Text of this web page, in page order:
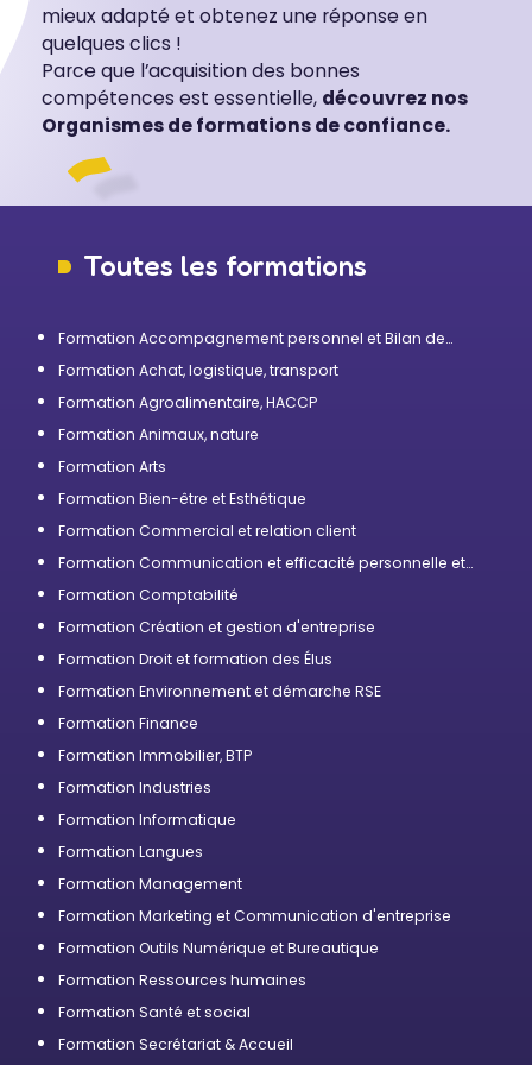
mieux adapté et obtenez une réponse en
quelques clics !
Parce que l’acquisition des bonnes
compétences est essentielle, découvrez nos
Organismes de formations de confiance.
Toutes les formations
Formation Accompagnement personnel et Bilan de
Formation Achat, logistique, transport
Formation Agroalimentaire, HACCP
Formation Animaux, nature
Formation Arts
Formation Bien-être et Esthétique
Formation Commercial et relation client
Formation Communication et efficacité personnelle et
Formation Comptabilité
Formation Création et gestion d'entreprise
Formation Droit et formation des Élus
Formation Environnement et démarche RSE
Formation Finance
Formation Immobilier, BTP
Formation Industries
Formation Informatique
Formation Langues
Formation Management
Formation Marketing et Communication d'entreprise
Formation Outils Numérique et Bureautique
Formation Ressources humaines
Formation Santé et social
Formation Secrétariat & Accueil